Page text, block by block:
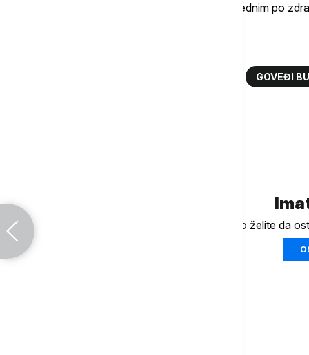
hlađenja održava proces u okvirima bezbednim po
GOVEĐI
Ukoliko želite da